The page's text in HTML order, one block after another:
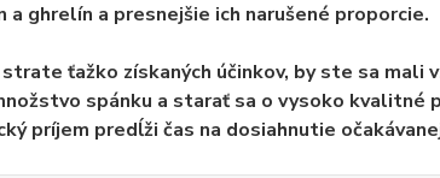
a ghrelín a presnejšie ich narušené proporcie.
ťažko získaných účinkov, by ste sa mali
spánku a starať sa o vysoko kvalitné
príjem predĺži čas na dosiahnutie